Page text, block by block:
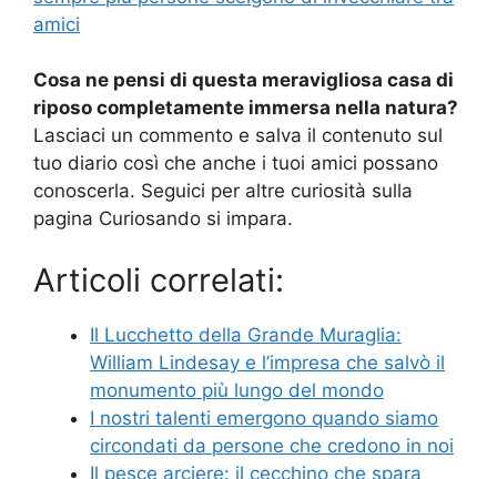
amici
Cosa ne pensi di questa meravigliosa casa di
riposo completamente immersa nella natura?
Lasciaci un commento e salva il contenuto sul
tuo diario così che anche i tuoi amici possano
conoscerla. Seguici per altre curiosità sulla
pagina Curiosando si impara.
Articoli correlati:
Il Lucchetto della Grande Muraglia:
William Lindesay e l’impresa che salvò il
monumento più lungo del mondo
I nostri talenti emergono quando siamo
circondati da persone che credono in noi
Il pesce arciere: il cecchino che spara